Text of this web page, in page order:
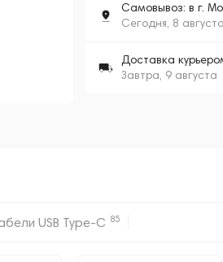
Самовывоз: в г.
Сегодня, 8 августа
Доставка
Завтра, 9 августа
USB Type-C 85